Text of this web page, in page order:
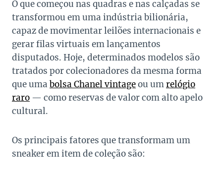
O que começou nas quadras e nas calçadas se
transformou em uma indústria bilionária,
capaz de movimentar leilões internacionais e
gerar filas virtuais em lançamentos
disputados. Hoje, determinados modelos são
tratados por colecionadores da mesma forma
que uma bolsa Chanel vintageou umrelógio
raro — como reservas de valor com alto apelo
cultural.
Os principais fatores que transformam um
sneaker em item de coleção são: